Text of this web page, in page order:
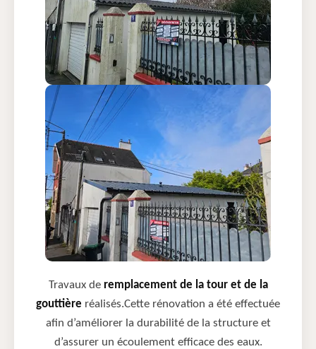
Travaux de remplacement de la tour et de la
gouttière réalisés.Cette rénovation a été effectuée
afin d’améliorer la durabilité de la structure et
d’assurer un écoulement efficace des eaux.